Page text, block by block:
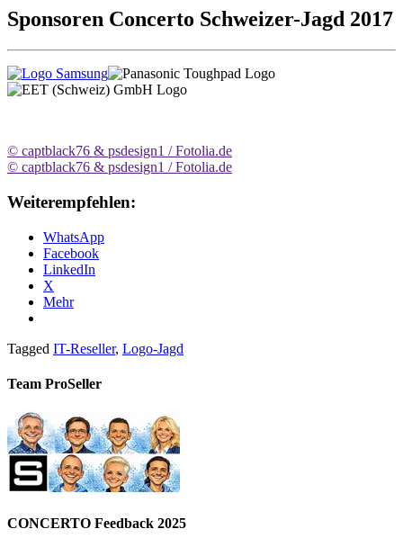
Sponsoren Concerto Schweizer-Jagd 2017
© captblack76 & psdesign1 / Fotolia.de
© captblack76 & psdesign1 / Fotolia.de
Weiterempfehlen:
WhatsApp
Facebook
LinkedIn
X
Mehr
Tagged IT-Reseller, Logo-Jagd
Team ProSeller
CONCERTO Feedback 2025